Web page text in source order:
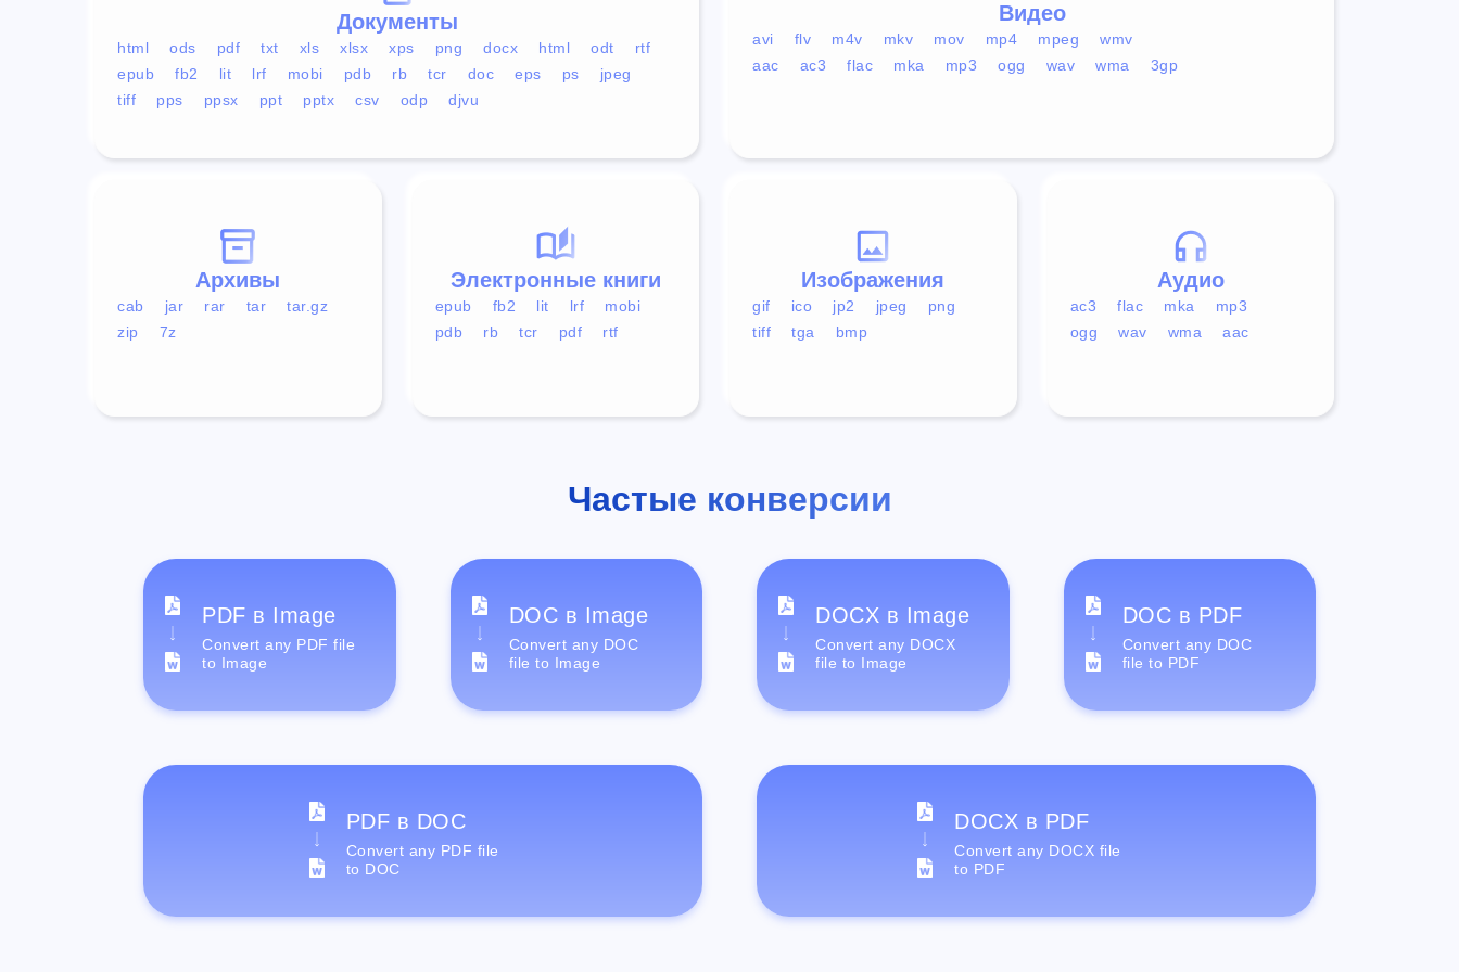
Документы
html ods pdf txt xls xlsx xps png docx html odt
rtf
epub
fb2 lit lrf mobi pdb rb tcr doc eps ps
jpeg
tiff
pps ppsx ppt pptx csv odp djvu
Видео
avi flv m4v mkv mov mp4 mpeg
wmv
aac
ac3 flac mka mp3 ogg wav wma 3gp
Аудио
ac3 flac mka
mp3
ogg
wav wma aac
Изображения
gif ico jp2 jpeg
png
tiff
tga bmp
Электронные книги
epub fb2 lit lrf
mobi
pdb
rb tcr pdf rtf
Архивы
cab jar rar tar
tar.gz
zip
7z
Частые конверсии
PDF в Image
Convert any PDF file
to Image
DOC в Image
Convert any DOC
file to Image
DOCX в Image
Convert any DOCX
file to Image
DOC в PDF
Convert any DOC
file to PDF
PDF в DOC
Convert any PDF file
to DOC
DOCX в PDF
Convert any DOCX file
to PDF